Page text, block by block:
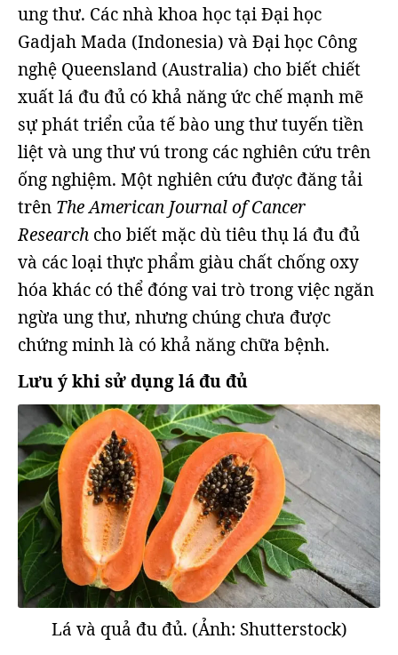
ung thư. Các nhà khoa học tại Đại học
Gadjah Mada (Indonesia) và Đại học Công
nghệ Queensland (Australia) cho biết chiết
xuất lá đu đủ có khả năng ức chế mạnh mẽ
sự phát triển của tế bào ung thư tuyến tiền
liệt và ung thư vú trong các nghiên cứu trên
ống nghiệm. Một nghiên cứu được đăng tải
trên The American Journal of Cancer
Research cho biết mặc dù tiêu thụ lá đu đủ
và các loại thực phẩm giàu chất chống oxy
hóa khác có thể đóng vai trò trong việc ngăn
ngừa ung thư, nhưng chúng chưa được
chứng minh là có khả năng chữa bệnh.
Lưu ý khi sử dụng lá đu đủ
Lá và quả đu đủ. (Ảnh: Shutterstock)